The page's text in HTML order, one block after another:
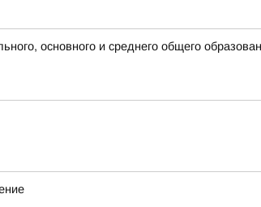
основного и среднего общего